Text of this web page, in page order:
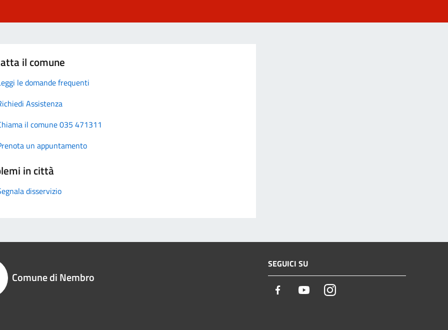
il comune
le domande frequenti
Assistenza
il comune 035 471311
un appuntamento
in città
disservizio
Comune di Nembro
SEGUICI SU
Facebook YoutubeInstagram